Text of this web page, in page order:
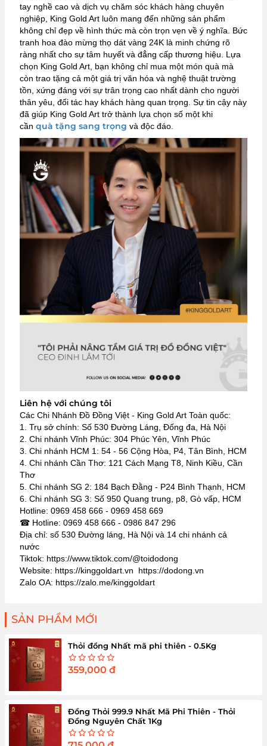
tay nghề cao và dịch vụ chăm sóc khách hàng chuyên
nghiệp, King Gold Art luôn mang đến những sản phẩm
không chỉ đẹp về hình thức mà còn trọn vẹn về ý nghĩa. Bức
tranh hoa đào mừng thọ dát vàng 24K là minh chứng rõ
ràng nhất cho sự tâm huyết và đẳng cấp thương hiệu. Lựa
chọn King Gold Art, bạn không chỉ mua một món quà mà
còn trao tặng cả một giá trị văn hóa và nghệ thuật trường
tồn, xứng đáng với sự trân trọng cao nhất dành cho người
thân yêu, đối tác hay khách hàng quan trọng. Sự tin cậy này
đã giúp King Gold Art trở thành lựa chọn số một khi
cần quà tặng sang trọng và độc đáo.
Liên hệ với chúng tôi
Các Chi Nhánh Đồ Đồng Việt - King Gold Art Toàn quốc:
1. Trụ sở chính: Số 530 Đường Láng, Đống đa, Hà Nội
2. Chi nhánh Vĩnh Phúc: 304 Phúc Yên, Vĩnh Phúc
3. Chi nhánh HCM 1: 54 - 56 Cộng Hòa, P4, Tân Bình, HCM
4. Chi nhánh Cần Thơ: 121 Cách Mạng T8, Ninh Kiều, Cần
Thơ
5. Chi nhánh SG 2: 184 Bạch Đằng - P24 Bình Thạnh, HCM
6. Chi nhánh SG 3: Số 950 Quang trung, p8, Gò vấp, HCM
Hotline: 0969 458 666 - 0969 458 669
☎ Hotline: 0969 458 666 - 0986 847 296
Địa chỉ: số 530 Đường láng, Hà Nội và 14 chi nhánh cả
nước
Tiktok: https://www.tiktok.com/@toidodong
Website: https://kinggoldart.vn https://dodong.vn
Zalo OA: https://zalo.me/kinggoldart
SẢN PHẨM MỚI
Thỏi đồng Nhất mã phi thiên - 0.5Kg
359,000 đ
Đồng Thỏi 999.9 Nhất Mã Phi Thiên - Thỏi
Đồng Nguyên Chất 1Kg